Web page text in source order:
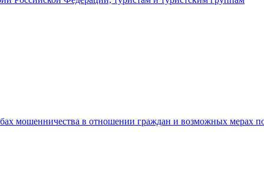
мошенничества в отношении граждан и возможных мерах